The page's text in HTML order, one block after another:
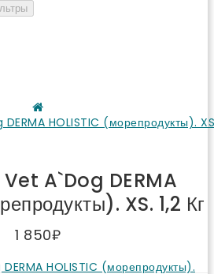
HOLISTIC (морепродукты).
A`Dog DERMA
XS. 1,2 Кг
1 850₽